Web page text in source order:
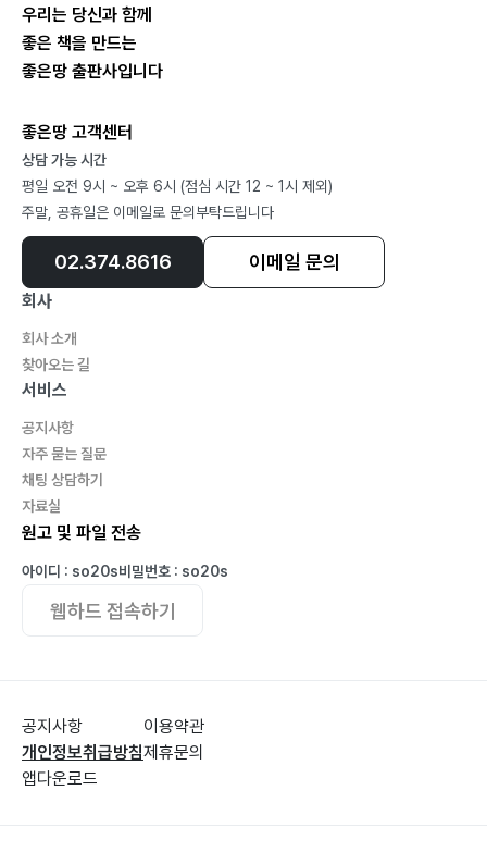
우리는 당신과 함께
좋은 책을 만드는
좋은땅 출판사입니다
좋은땅 고객센터
상담 가능 시간
평일 오전 9시 ~ 오후 6시 (점심 시간 12 ~ 1시 제외)
주말, 공휴일은 이메일로 문의부탁드립니다
02.374.8616 이메일 문의
회사
회사 소개
찾아오는 길
서비스
공지사항
자주 묻는 질문
채팅 상담하기
자료실
원고 및 파일 전송
아이디 : so20s비밀번호 : so20s
웹하드 접속하기
공지사항
개인정보취급방침
앱다운로드
이용약관
제휴문의